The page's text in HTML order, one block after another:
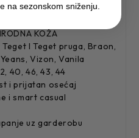
KOŽA
I Teget pruga, Braon,
Vizon, Vanila
40, 46, 43, 44
i prijatan osećaj
i smart casual
uz garderobu
na sezonskom sniženju.